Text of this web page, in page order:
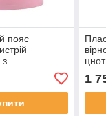
пояс
з
для
1